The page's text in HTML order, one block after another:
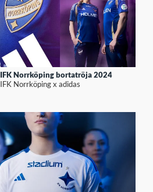
IFK Norrköping bortatröja 2024
IFK Norrköping x adidas